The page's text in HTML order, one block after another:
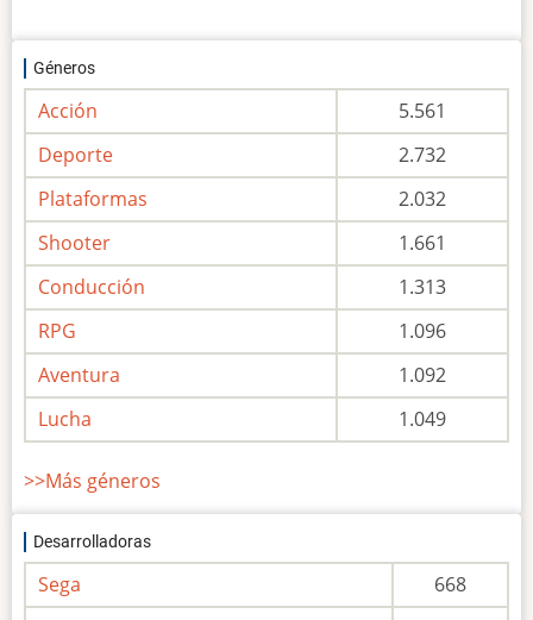
Géneros
Acción
5.561
Deporte
2.732
Plataformas
2.032
Shooter
1.661
Conducción
1.313
RPG
1.096
Aventura
1.092
Lucha
1.049
>>Más géneros
Desarrolladoras
Sega
668